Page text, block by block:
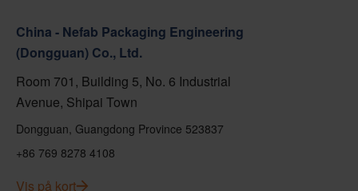
China - Nefab Packaging Engineering
(Dongguan) Co., Ltd.
Room 701, Building 5, No. 6 Industrial
Avenue, Shipai Town
Dongguan, Guangdong Province 523837
+86 769 8278 4108
Vis på kort